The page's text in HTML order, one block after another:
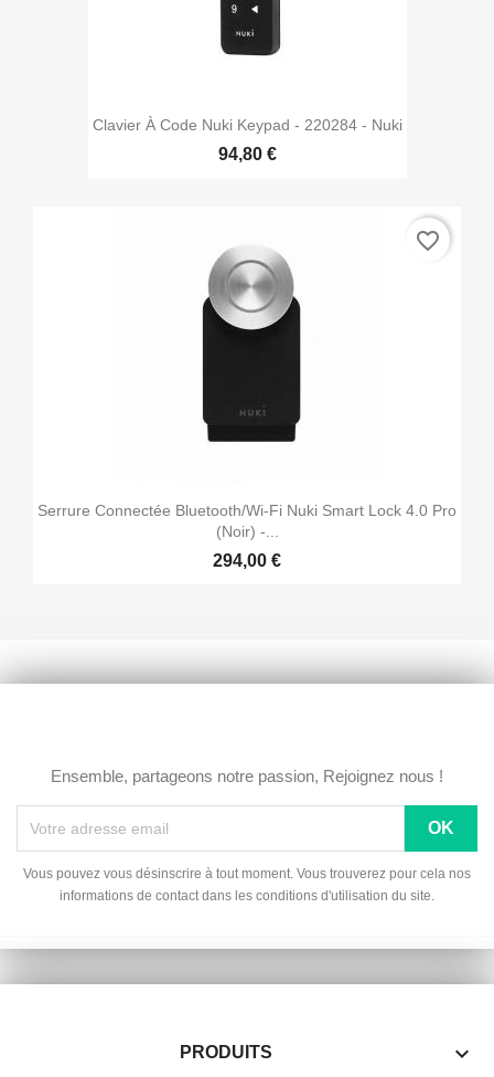
Clavier À Code Nuki Keypad - 220284 - Nuki
94,80 €
Serrure Connectée Bluetooth/Wi-Fi Nuki Smart Lock 4.0 Pro
(noir) -...
294,00 €
favorite_border
Ensemble, partageons notre passion, Rejoignez nous !
Vous pouvez vous désinscrire à tout moment. Vous trouverez pour cela nos
informations de contact dans les conditions d'utilisation du site.
PRODUITS 